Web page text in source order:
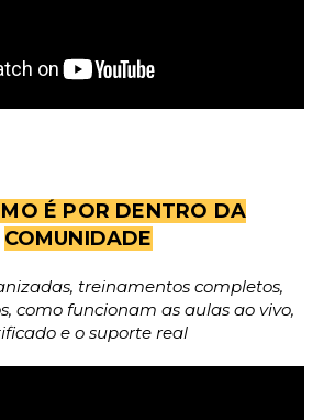
É POR DENTRO DA
COMUNIDADE
treinamentos completos,
como funcionam as aulas ao vivo,
e o suporte real